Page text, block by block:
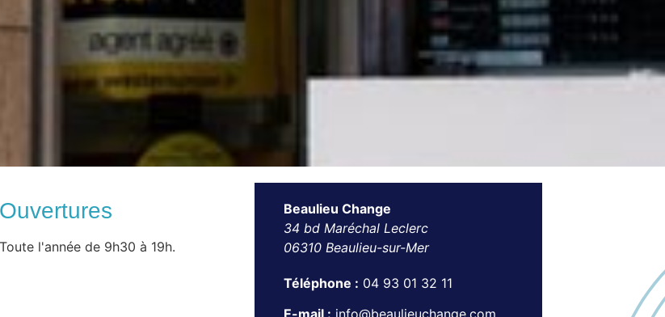
Ouvertures
Toute l'année de 9h30 à 19h.
Beaulieu Change
34 bd Maréchal Leclerc
06310 Beaulieu-sur-Mer
Téléphone : 04 93 01 32 11